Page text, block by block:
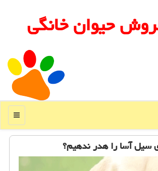
حیوان خانگی
منو
سیل آسا را هدر ندهیم؟